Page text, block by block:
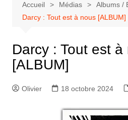
Accueil Médias
Albums /
Darcy : Tout est à nous [ALBUM]
Darcy : Tout est à
[ALBUM]
Olivier 18 octobre 2024